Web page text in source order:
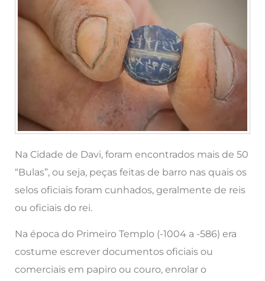
Na Cidade de Davi, foram encontrados mais de 50
“Bulas”, ou seja, peças feitas de barro nas quais os
selos oficiais foram cunhados, geralmente de reis
ou oficiais do rei.
Na época do Primeiro Templo (-1004 a -586) era
costume escrever documentos oficiais ou
comerciais em papiro ou couro, enrolar o